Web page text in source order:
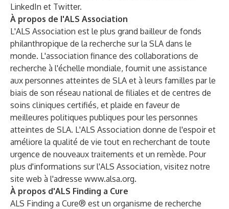
LinkedIn et Twitter.
À propos de I'ALS Association
L'ALS Association est le plus grand bailleur de fonds
philanthropique de la recherche sur la SLA dans le
monde. L'association finance des collaborations de
recherche à l'échelle mondiale, fournit une assistance
aux personnes atteintes de SLA et à leurs familles par le
biais de son réseau national de filiales et de centres de
soins cliniques certifiés, et plaide en faveur de
meilleures politiques publiques pour les personnes
atteintes de SLA. L'ALS Association donne de l'espoir et
améliore la qualité de vie tout en recherchant de toute
urgence de nouveaux traitements et un remède. Pour
plus d'informations sur l'ALS Association, visitez notre
site web à l'adresse www.alsa.org.
À propos d'ALS Finding a Cure
ALS Finding a Cure® est un organisme de recherche